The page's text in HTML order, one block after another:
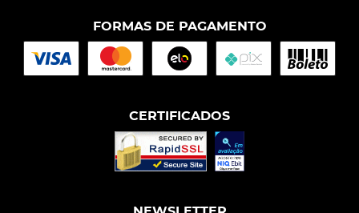
FORMAS DE PAGAMENTO
CERTIFICADOS